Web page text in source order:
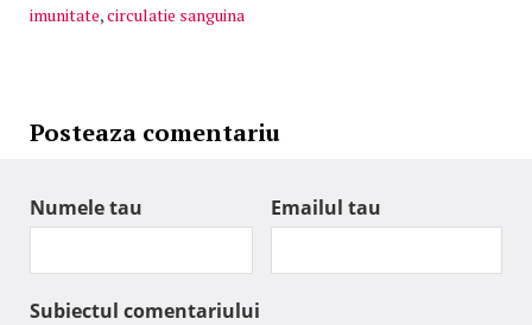
imunitate,circulatie sanguina
Posteaza comentariu
Numele tau Emailul tau
Subiectul comentariului